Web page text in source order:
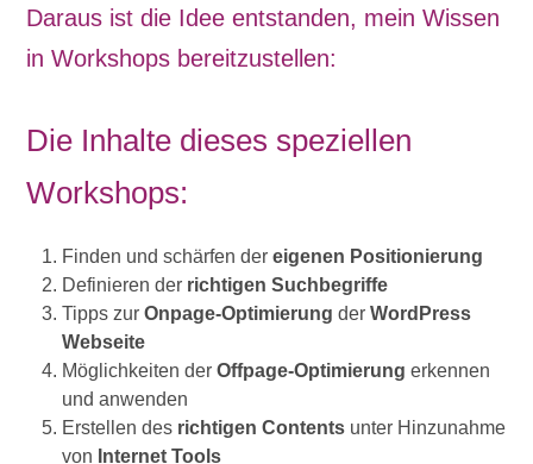
Daraus ist die Idee entstanden, mein Wissen
in Workshops bereitzustellen:
Die Inhalte dieses speziellen
Workshops:
Finden und schärfen dereigenen Positionierung
Definieren der richtigen Suchbegriffe
Tipps zurOnpage-Optimierung derWordPress
Webseite
Möglichkeiten derOffpage-Optimierungerkennen
und anwenden
Erstellen des richtigen Contents unter Hinzunahme
von Internet Tools